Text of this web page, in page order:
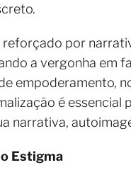
reforçado por
a vergonha em
empoderamento,
é essencial
narrativa,
Estigma